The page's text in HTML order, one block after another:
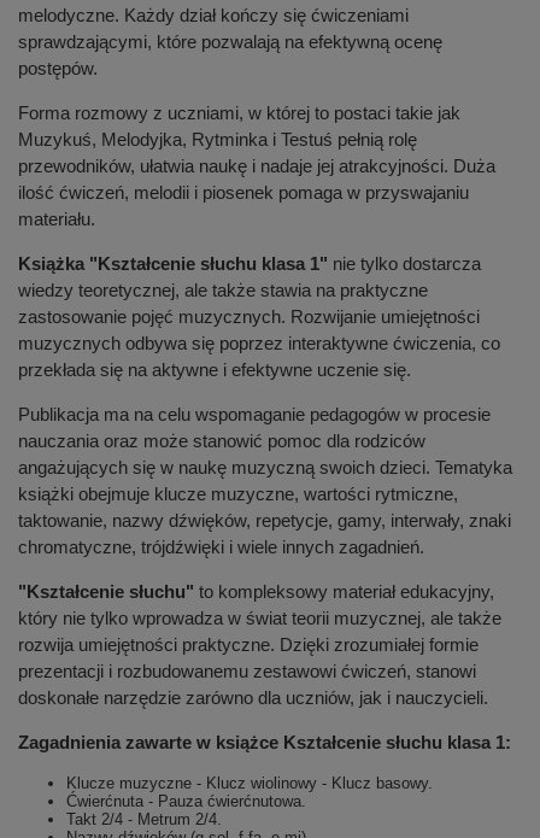
melodyczne. Każdy dział kończy się ćwiczeniami
sprawdzającymi, które pozwalają na efektywną ocenę
postępów.
Forma rozmowy z uczniami, w której to postaci takie jak
Muzykuś, Melodyjka, Rytminka i Testuś pełnią rolę
przewodników, ułatwia naukę i nadaje jej atrakcyjności. Duża
ilość ćwiczeń, melodii i piosenek pomaga w przyswajaniu
materiału.
Książka "Kształcenie słuchu klasa 1" nie tylko dostarcza
wiedzy teoretycznej, ale także stawia na praktyczne
zastosowanie pojęć muzycznych. Rozwijanie umiejętności
muzycznych odbywa się poprzez interaktywne ćwiczenia, co
przekłada się na aktywne i efektywne uczenie się.
Publikacja ma na celu wspomaganie pedagogów w procesie
nauczania oraz może stanowić pomoc dla rodziców
angażujących się w naukę muzyczną swoich dzieci. Tematyka
książki obejmuje klucze muzyczne, wartości rytmiczne,
taktowanie, nazwy dźwięków, repetycje, gamy, interwały, znaki
chromatyczne, trójdźwięki i wiele innych zagadnień.
"Kształcenie słuchu" to kompleksowy materiał edukacyjny,
który nie tylko wprowadza w świat teorii muzycznej, ale także
rozwija umiejętności praktyczne. Dzięki zrozumiałej formie
prezentacji i rozbudowanemu zestawowi ćwiczeń, stanowi
doskonałe narzędzie zarówno dla uczniów, jak i nauczycieli.
Zagadnienia zawarte w książce Kształcenie słuchu klasa 1:
Klucze muzyczne - Klucz wiolinowy - Klucz basowy.
Ćwierćnuta - Pauza ćwierćnutowa.
Takt 2/4 - Metrum 2/4.